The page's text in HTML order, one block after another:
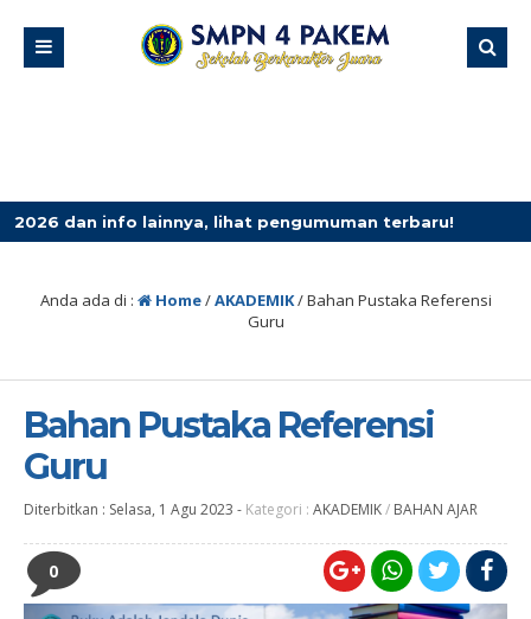
lainnya, lihat pengumuman terbaru! 4 minggu
Anda ada di : Home/AKADEMIK/Bahan Pustaka Referensi
Guru
Bahan Pustaka Referensi
Guru
Diterbitkan : Selasa, 1 Agu 2023 - Kategori : AKADEMIK/ BAHAN AJAR
0